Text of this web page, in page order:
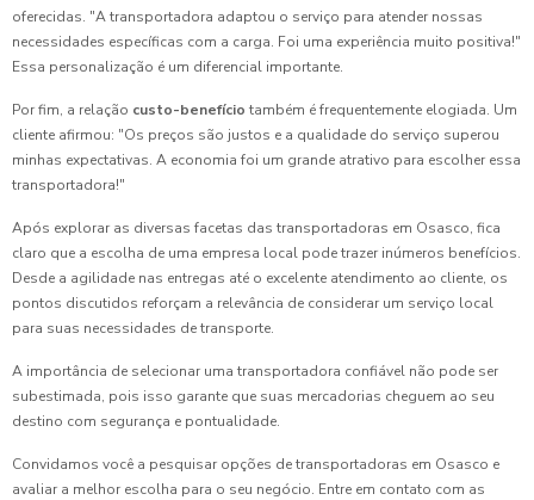
oferecidas. "A transportadora adaptou o serviço para atender nossas
necessidades específicas com a carga. Foi uma experiência muito positiva!"
Essa personalização é um diferencial importante.
Por fim, a relação custo-benefício também é frequentemente elogiada. Um
cliente afirmou: "Os preços são justos e a qualidade do serviço superou
minhas expectativas. A economia foi um grande atrativo para escolher essa
transportadora!"
Após explorar as diversas facetas das transportadoras em Osasco, fica
claro que a escolha de uma empresa local pode trazer inúmeros benefícios.
Desde a agilidade nas entregas até o excelente atendimento ao cliente, os
pontos discutidos reforçam a relevância de considerar um serviço local
para suas necessidades de transporte.
A importância de selecionar uma transportadora confiável não pode ser
subestimada, pois isso garante que suas mercadorias cheguem ao seu
destino com segurança e pontualidade.
Convidamos você a pesquisar opções de transportadoras em Osasco e
avaliar a melhor escolha para o seu negócio. Entre em contato com as